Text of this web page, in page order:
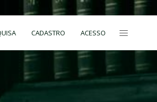
CADASTRO ACESSO